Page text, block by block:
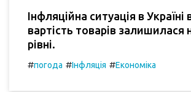
Інфляційна ситуація в Україні
вартість товарів залишилася
рівні.
#погода #Інфляція #Економіка